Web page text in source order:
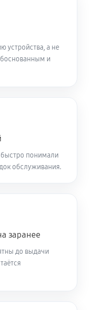
устройства, а не
и
понимали
обслуживания.
заранее
до выдачи